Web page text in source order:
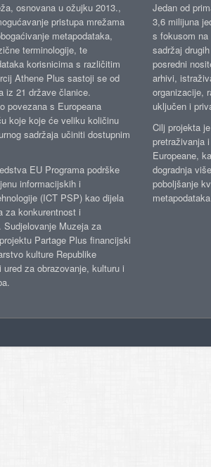
osnovana u ožujku 2013.,
pristupa mrežama
metapodataka,
terminologije, te
korisnicima s različitim
Athene Plus sastoji se od
iz 21 države članice.
povezana s Europeana
koje koje će veliku količinu
sadržaja učiniti dostupnim
EU Programa podrške
informacijskih i
(ICT PSP) kao dijela
za konkurentnost i
Muzeja za
Partage Plus financijski
kulture Republike
za obrazovanje, kulturu i
Jedan od
3,6 milijuna
s fokusom
sadržaj
posredni
arhivi,
organizacije,
uključen i
Cilj projekta
pretraživanja
Europeane,
dogradnja
poboljšanje